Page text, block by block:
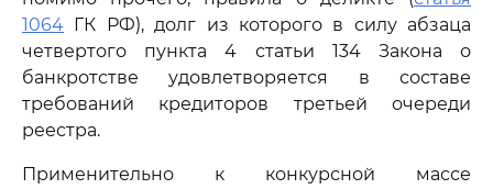
1064 ГК РФ), долг из которого в силу абзаца
четвертого пункта 4 статьи 134 Закона о
банкротстве удовлетворяется в составе
требований кредиторов третьей очереди
реестра.
Применительно к конкурсной массе